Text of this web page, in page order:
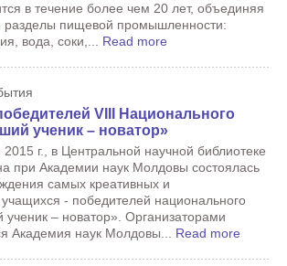
в течение более чем 20 лет, объединяя
разделы пищевой промышленности:
вода, соки,... Read more
VIII Национального
ученик – новатор»
г., в Центральной научной библиотеке
при Академии наук Молдовы состоялась
самых креативных и
- победителей национального
ученик – новатор». Организаторами
Академия наук Молдовы... Read more